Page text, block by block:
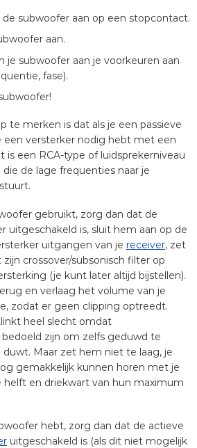
subwoofer aan op een stopcontact.
aan.
je subwoofer aan je voorkeuren aan
fase).
te merken is dat als je een passieve
een versterker nodig hebt met een
is een RCA-type of luidsprekerniveau
de lage frequenties naar je
gebruikt, zorg dan dat de
uitgeschakeld is, sluit hem aan op de
uitgangen van je receiver, zet
crossover/subsonisch filter op
(je kunt later altijd bijstellen).
en verlaag het volume van je
zodat er geen clipping optreedt.
heel slecht omdat
zijn om zelfs geduwd te
duwt. Maar zet hem niet te laag, je
gemakkelijk kunnen horen met je
helft en driekwart van hun maximum
hebt, zorg dan dat de actieve
uitgeschakeld is (als dit niet mogelijk